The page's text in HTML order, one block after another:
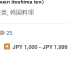
itoshima ten）
, 韩国料理
25
JPY 1,000 - JPY 1,999